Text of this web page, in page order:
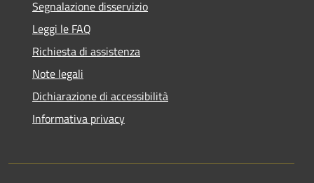
Segnalazione disservizio
Leggi le FAQ
Richiesta di assistenza
Note legali
Dichiarazione di accessibilità
Informativa privacy